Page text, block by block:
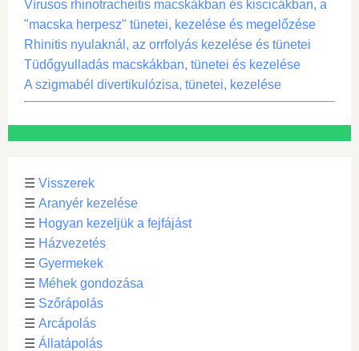
Vírusos rhinotracheitis macskákban és kiscicákban, a
"macska herpesz" tünetei, kezelése és megelőzése
Rhinitis nyulaknál, az orrfolyás kezelése és tünetei
Tüdőgyulladás macskákban, tünetei és kezelése
A szigmabél divertikulózisa, tünetei, kezelése
☰ Visszerek
☰ Aranyér kezelése
☰ Hogyan kezeljük a fejfájást
☰ Házvezetés
☰ Gyermekek
☰ Méhek gondozása
☰ Szőrápolás
☰ Arcápolás
☰ Állatápolás